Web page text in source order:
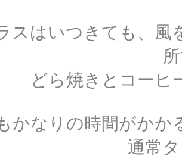
スはいつきても、風
どら焼きとコーヒ
かなりの時間がかか
通常